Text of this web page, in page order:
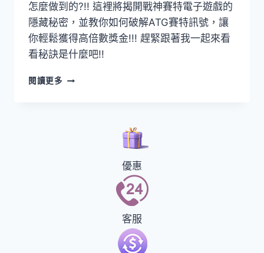
怎麼做到的?!! 這裡將揭開戰神賽特電子遊戲的
隱藏秘密，並教你如何破解ATG賽特訊號，讓
你輕鬆獲得高倍數獎金!!! 趕緊跟著我一起來看
看秘訣是什麼吧!!
閱讀更多
優惠
客服